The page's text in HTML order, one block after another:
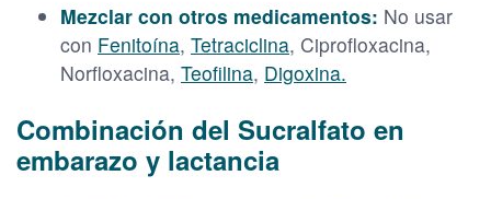
Mezclar con otros medicamentos: No usar
con Fenitoína, Tetraciclina, Ciprofloxacina,
Norfloxacina, Teofilina, Digoxina.
Combinación del Sucralfato en
embarazo y lactancia